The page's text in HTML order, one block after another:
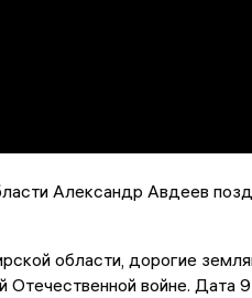
Александр Авдеев
области, дорогие
войне. Дата